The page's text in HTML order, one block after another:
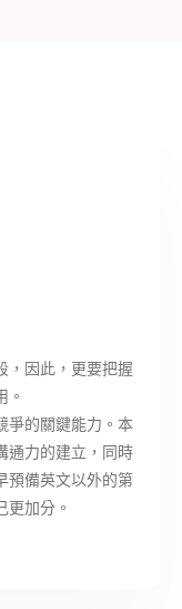
，因此，更要把握
。
爭的關鍵能力。本
通力的建立，同時
預備英文以外的第
更加分。